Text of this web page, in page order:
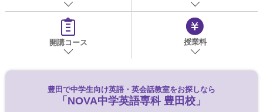
開講コース 授業料
豊田で中学生向け英語・英会話教室をお探しなら
「NOVA中学英語専科 豊田校」